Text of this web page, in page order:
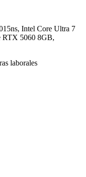
Intel Core Ultra 7
RTX 5060 8GB,
laborales